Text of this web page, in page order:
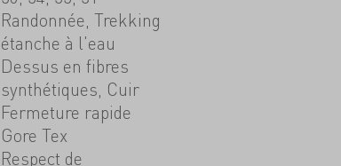
Randonnée, Trekking
étanche à l'eau
Dessus en fibres
synthétiques, Cuir
Fermeture rapide
Gore Tex
Respect de